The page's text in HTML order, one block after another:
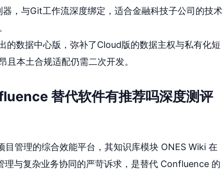
，与Git工作流深度绑定，适合金融科技子公司的技术
的数据中心版，弥补了Cloud版的数据主权与私有化短
本土合规适配仍需二次开发。
替代软件有推荐吗深度测评
目管理的综合效能平台，其知识库模块 ONES Wiki 在
理与复杂业务协同的严苛诉求，是替代 Confluence 的